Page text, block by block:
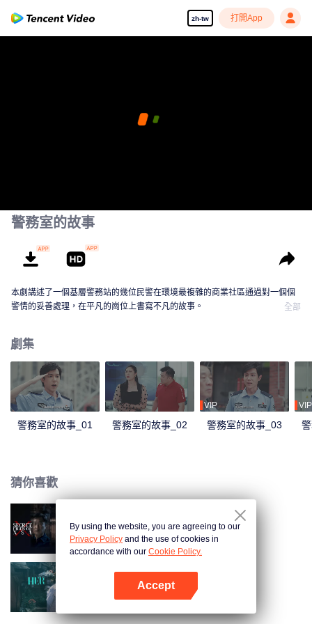
zh-tw 打開App
警務室的故事
本劇講述了一個基層警務站的幾位民警在環境最複雜的商業社區通過對一個個
警情的妥善處理，在平凡的崗位上書寫不凡的故事。
全部
劇集
警務室的故事_01 警務室的故事_02
VIP
警務室的故事_03
VIP
猜你喜歡
X局密檔
她的生存之道
By using the website, you are agreeing to our
Privacy Policy and the use of cookies in
accordance with our Cookie Policy.
Accept